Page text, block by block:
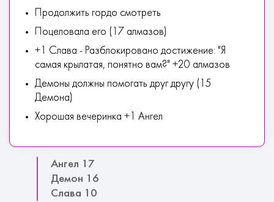
Продолжить гордо смотреть
Поцеловала его (17 алмазов)
+1 Слава - Разблокировано достижение: "Я
самая крылатая, понятно вам?" +20 алмазов
Демоны должны помогать друг другу (15
Демона)
Хорошая вечеринка +1 Ангел
Ангел 17
Демон 16
Слава 10